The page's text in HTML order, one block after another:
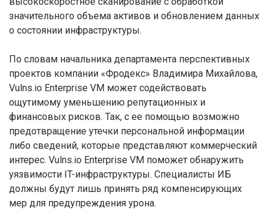
значительного объема активов и обновлением данных
о состоянии инфраструктуры.
По словам начальника департамента перспективных
проектов компании «Фродекс» Владимира Михайлова,
Vulns.io Enterprise VM может содействовать
ощутимому уменьшению репутационных и
финансовых рисков. Так, с ее помощью возможно
предотвращение утечки персональной информации
либо сведений, которые представляют коммерческий
интерес. Vulns.io Enterprise VM поможет обнаружить
уязвимости IT-инфраструктуры. Специалисты ИБ
должны будут лишь принять ряд компенсирующих
мер для предупреждения урона.